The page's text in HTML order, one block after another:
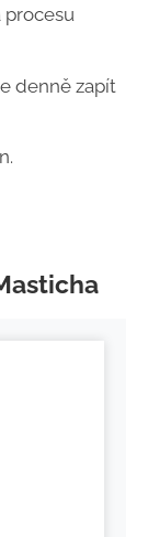
procesu
denně zapít